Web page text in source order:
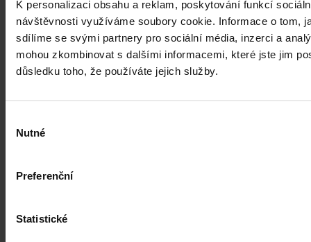
K personalizaci obsahu a reklam, poskytování funkcí
návštěvnosti využíváme soubory cookie. Informace o tom,
sdílíme se svými partnery pro sociální média, inzerci a
mohou zkombinovat s dalšími informacemi, které jste jim
důsledku toho, že používáte jejich služby.
souhlasu
Nutné
Preferenční
Statistické